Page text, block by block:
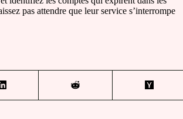
pas attendre que leur service s’interrompe